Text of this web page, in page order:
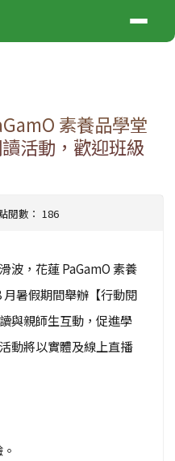
素養品學堂
活動，歡迎班級
閱數： 186
波，花蓮 PaGamO 素養
月暑假期間舉辦【行動閱
與親師生互動，促進學
動將以實體及線上直播